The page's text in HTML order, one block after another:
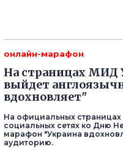
онлайн-марафон
На страницах МИД
выйдет
вдохновляет"
На официальных
социальных сетях ко Дню
марафон "Украина
аудиторию.